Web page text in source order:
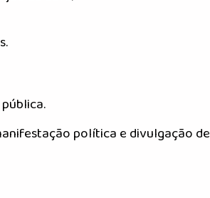
política e divulgação de